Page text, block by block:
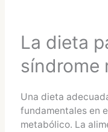
La dieta
síndrome
Una dieta
fundamentales en
metabólico. La